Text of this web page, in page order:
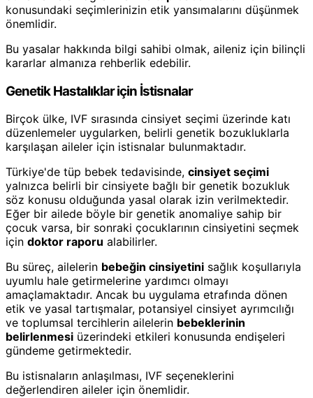
konusundaki seçimlerinizin etik yansımalarını düşünmek
önemlidir.
Bu yasalar hakkında bilgi sahibi olmak, aileniz için bilinçli
kararlar almanıza rehberlik edebilir.
Genetik Hastalıklar için İstisnalar
Birçok ülke, IVF sırasında cinsiyet seçimi üzerinde katı
düzenlemeler uygularken, belirli genetik bozukluklarla
karşılaşan aileler için istisnalar bulunmaktadır.
Türkiye'de tüp bebek tedavisinde, cinsiyet seçimi
yalnızca belirli bir cinsiyete bağlı bir genetik bozukluk
söz konusu olduğunda yasal olarak izin verilmektedir.
Eğer bir ailede böyle bir genetik anomaliye sahip bir
çocuk varsa, bir sonraki çocuklarının cinsiyetini seçmek
için doktor raporu alabilirler.
Bu süreç, ailelerin bebeğin cinsiyetini sağlık koşullarıyla
uyumlu hale getirmelerine yardımcı olmayı
amaçlamaktadır. Ancak bu uygulama etrafında dönen
etik ve yasal tartışmalar, potansiyel cinsiyet ayrımcılığı
ve toplumsal tercihlerin ailelerin bebeklerinin
belirlenmesi üzerindeki etkileri konusunda endişeleri
gündeme getirmektedir.
Bu istisnaların anlaşılması, IVF seçeneklerini
değerlendiren aileler için önemlidir.